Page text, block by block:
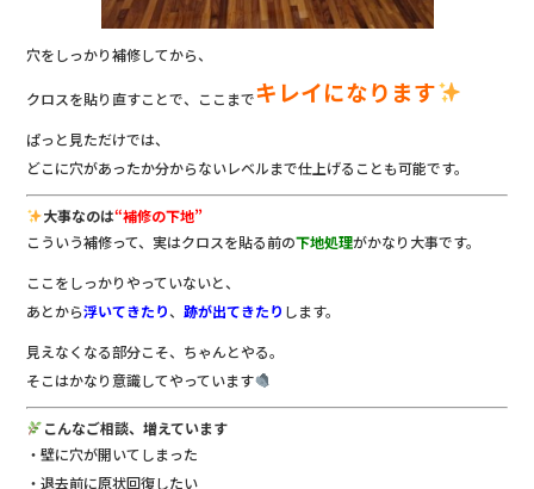
穴をしっかり補修してから、
クロスを貼り直すことで、ここまでキレイになります
ぱっと見ただけでは、
どこに穴があったか分からないレベルまで仕上げることも可能です。
大事なのは“補修の下地”
こういう補修って、実はクロスを貼る前の下地処理がかなり大事です。
ここをしっかりやっていないと、
あとから浮いてきたり、跡が出てきたり します。
見えなくなる部分こそ、ちゃんとやる。
そこはかなり意識してやっています
こんなご相談、増えています
・壁に穴が開いてしまった
・退去前に原状回復したい